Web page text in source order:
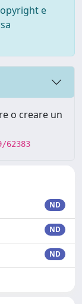
e
o creare un
ND
ND
ND